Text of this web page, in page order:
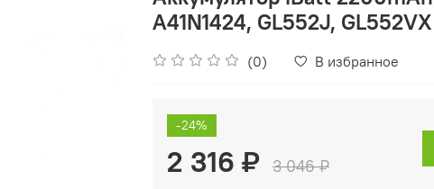
A41N1424, GL552J, GL552VX
(0) В избранное
-24%
2 316 ₽ 3 046 ₽